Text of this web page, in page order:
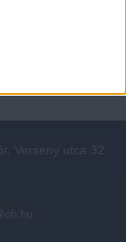
Verseny utca 32.